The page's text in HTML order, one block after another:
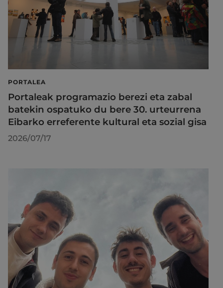
PORTALEA
Portaleak programazio berezi eta zabal
batekin ospatuko du bere 30. urteurrena
Eibarko erreferente kultural eta sozial gisa
2026/07/17